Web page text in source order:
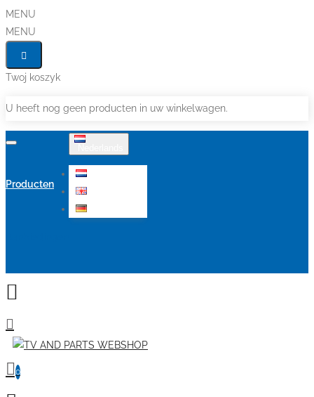
MENU
MENU
Twoj koszyk
U heeft nog geen producten in uw winkelwagen.
Producten
0